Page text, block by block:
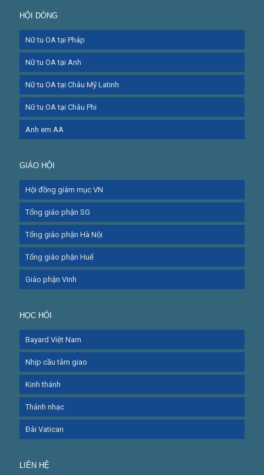
HỘI DÒNG
Nữ tu OA tại Pháp
Nữ tu OA tại Anh
Nữ tu OA tại Châu Mỹ Latinh
Nữ tu OA tại Châu Phi
Anh em AA
GIÁO HỘI
Hội đồng giám mục VN
Tổng giáo phận SG
Tổng giáo phận Hà Nội
Tổng giáo phận Huế
Giáo phận Vinh
HỌC HỎI
Bayard Việt Nam
Nhịp cầu tâm giao
Kinh thánh
Thánh nhạc
Đài Vatican
LIÊN HỆ